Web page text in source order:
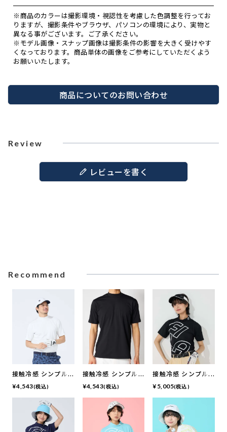
※商品のカラーは撮影環境・視認性を考慮した色調整を行ってお
りますが、撮影条件やブラウザ、パソコンの環境により、実物と
異なる事がございます。ご了承ください。
※モデル画像・スナップ画像は撮影条件の影響を大きく受けやす
くなっております。商品単体の画像をご参考にしていただくよう
お願いいたします。
商品についてのお問い合わせ
Review
レビューを書く
Recommend
接触冷感 シンプル
半袖モックネックシ
ャツ
¥4,543(税込)
接触冷感 シンプル
半袖モックネックシ
ャツ
¥4,543(税込)
接触冷感 シンプル
ロゴ半袖モックネッ
クシャツ
¥ 5,005(税込)